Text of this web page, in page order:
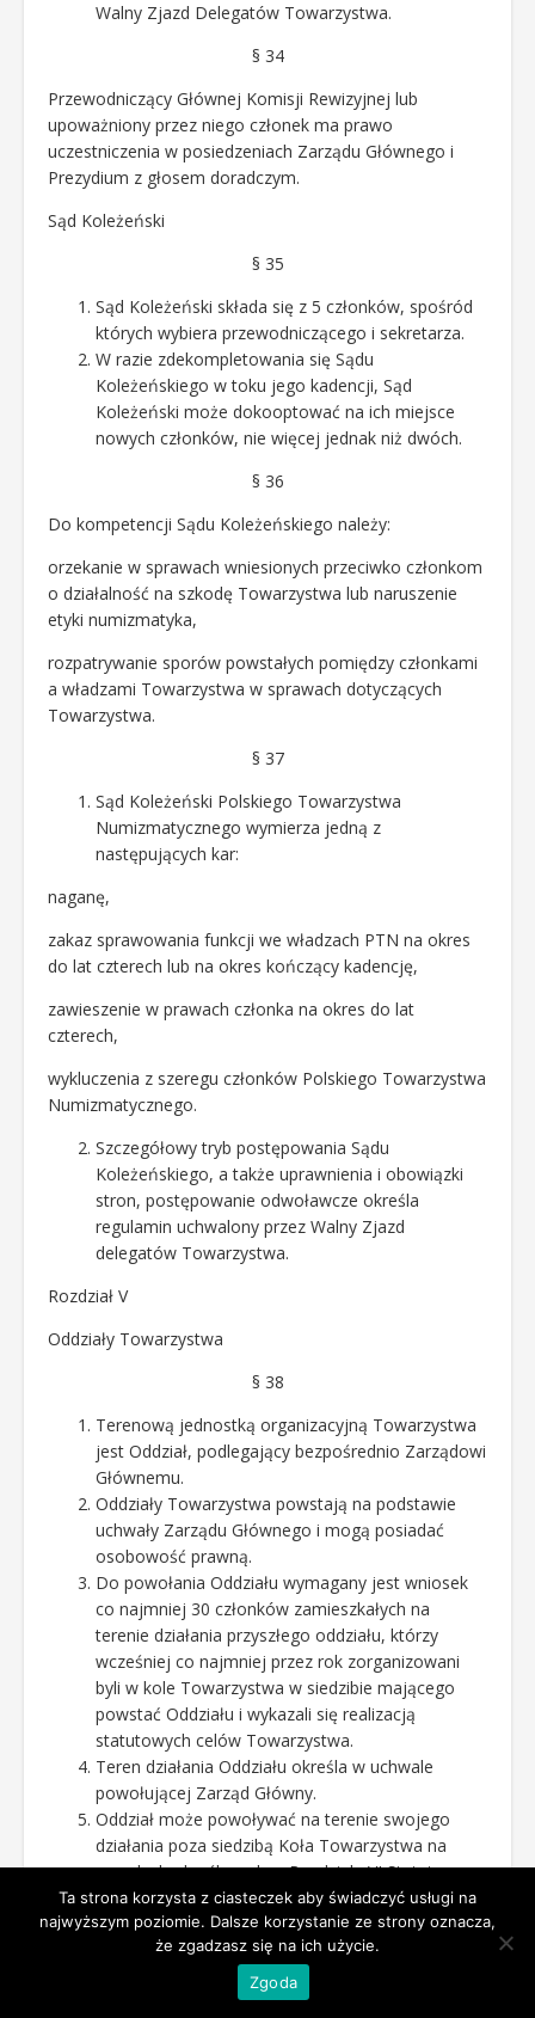
Walny Zjazd Delegatów Towarzystwa.
§ 34
Przewodniczący Głównej Komisji Rewizyjnej lub
upoważniony przez niego członek ma prawo
uczestniczenia w posiedzeniach Zarządu Głównego i
Prezydium z głosem doradczym.
Sąd Koleżeński
§ 35
Sąd Koleżeński składa się z 5 członków, spośród
których wybiera przewodniczącego i sekretarza.
W razie zdekompletowania się Sądu
Koleżeńskiego w toku jego kadencji, Sąd
Koleżeński może dokooptować na ich miejsce
nowych członków, nie więcej jednak niż dwóch.
§ 36
Do kompetencji Sądu Koleżeńskiego należy:
orzekanie w sprawach wniesionych przeciwko członkom
o działalność na szkodę Towarzystwa lub naruszenie
etyki numizmatyka,
rozpatrywanie sporów powstałych pomiędzy członkami
a władzami Towarzystwa w sprawach dotyczących
Towarzystwa.
§ 37
Sąd Koleżeński Polskiego Towarzystwa
Numizmatycznego wymierza jedną z
następujących kar:
naganę,
zakaz sprawowania funkcji we władzach PTN na okres
do lat czterech lub na okres kończący kadencję,
zawieszenie w prawach członka na okres do lat
czterech,
wykluczenia z szeregu członków Polskiego Towarzystwa
Numizmatycznego.
Szczegółowy tryb postępowania Sądu
Koleżeńskiego, a także uprawnienia i obowiązki
stron, postępowanie odwoławcze określa
regulamin uchwalony przez Walny Zjazd
delegatów Towarzystwa.
Rozdział V
Oddziały Towarzystwa
§ 38
Terenową jednostką organizacyjną Towarzystwa
jest Oddział, podlegający bezpośrednio Zarządowi
Głównemu.
Oddziały Towarzystwa powstają na podstawie
uchwały Zarządu Głównego i mogą posiadać
osobowość prawną.
Do powołania Oddziału wymagany jest wniosek
co najmniej 30 członków zamieszkałych na
terenie działania przyszłego oddziału, którzy
wcześniej co najmniej przez rok zorganizowani
byli w kole Towarzystwa w siedzibie mającego
powstać Oddziału i wykazali się realizacją
statutowych celów Towarzystwa.
Teren działania Oddziału określa w uchwale
powołującej Zarząd Główny.
Oddział może powoływać na terenie swojego
działania poza siedzibą Koła Towarzystwa na
zasadach określonych w Rozdziale VI Statutu.
Oddział może powołać na swoim terenie
młodzieżowe koła miłośników numizmatyki, nad
którymi sprawuje patronat w sposób uchwalony
przez Zarząd Oddziału. O powołaniu takiego koła
Zarząd Oddziału powiadamia niezwłocznie Zarząd
Ta strona korzysta z ciasteczek aby świadczyć usługi na
najwyższym poziomie. Dalsze korzystanie ze strony oznacza,
że zgadzasz się na ich użycie.
Zgoda